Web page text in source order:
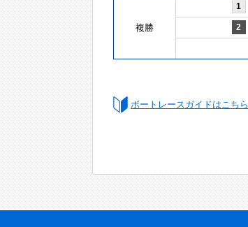
複勝
1
2
ボートレースガイドはこちら